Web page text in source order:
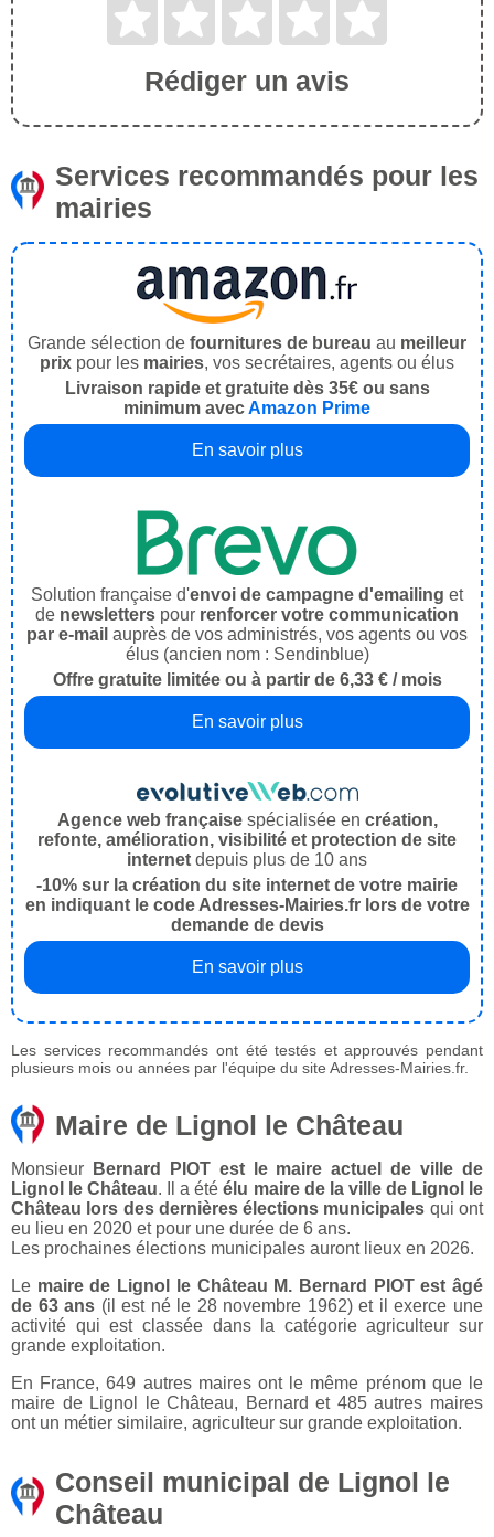
Rédiger un avis
Services recommandés pour les
mairies
Grande sélection de fournitures de bureau au meilleur
prix pour les mairies, vos secrétaires, agents ou élus
Livraison rapide et gratuite dès 35€ ou sans
minimum avecAmazon Prime
En savoir plus
Solution française d'envoi de campagne d'emailing et
de newsletters pour renforcer votre communication
par e-mail auprès de vos administrés, vos agents ou vos
élus (ancien nom : Sendinblue)
Offre gratuite limitée ou à partir de 6,33 € / mois
En savoir plus
Agence web françaisespécialisée en création,
refonte, amélioration, visibilité et protection de site
internet depuis plus de 10 ans
-10% sur la création du site internet de votre mairie
en indiquant le code Adresses-Mairies.fr lors de votre
demande de devis
En savoir plus
Les services recommandés ont été testés et approuvés pendant
plusieurs mois ou années par l'équipe du site Adresses-Mairies.fr.
Maire de Lignol le Château
Monsieur
Bernard PIOT est le maire actuel de ville de
Lignol le Château. Il a étéélu maire de la ville de Lignol le
Château lors des dernières élections municipales qui ont
eu lieu en 2020 et pour une durée de 6 ans.
Les prochaines élections municipales auront lieux en 2026.
Le maire de Lignol le Château M. Bernard PIOT est âgé
de 63 ans (il est né le 28 novembre 1962) et il exerce une
activité qui est classée dans la catégorie agriculteur sur
grande exploitation.
En France, 649 autres maires ont le même prénom que le
maire de Lignol le Château, Bernard et 485 autres maires
ont un métier similaire, agriculteur sur grande exploitation.
Conseil municipal de Lignol le
Château